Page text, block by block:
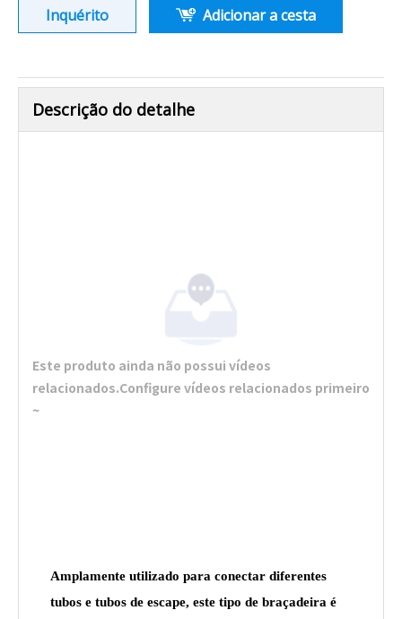
Inquérito Adicionar a cesta
Descrição do detalhe
Este produto ainda não possui vídeos
relacionados.Configure vídeos relacionados primeiro
~
Amplamente utilizado para conectar diferentes
tubos e tubos de escape, este tipo de braçadeira é